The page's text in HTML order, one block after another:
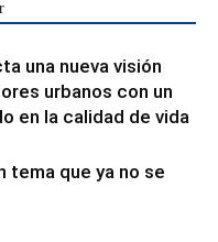
una nueva visión
urbanos con un
en la calidad de vida
tema que ya no se